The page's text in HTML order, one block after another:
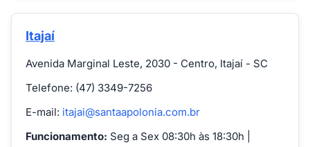
Itajaí
Avenida Marginal Leste, 2030 - Centro, Itajaí - SC
Telefone: (47) 3349-7256
E-mail: itajai@santaapolonia.com.br
Funcionamento: Seg a Sex 08:30h às 18:30h |